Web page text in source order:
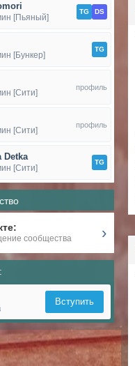
[Пьяный]
TG DS
[Бункер]
TG
[Сити]
профиль
[Сити]
профиль
Detka
[Сити]
TG
сообщества ›
Вступить